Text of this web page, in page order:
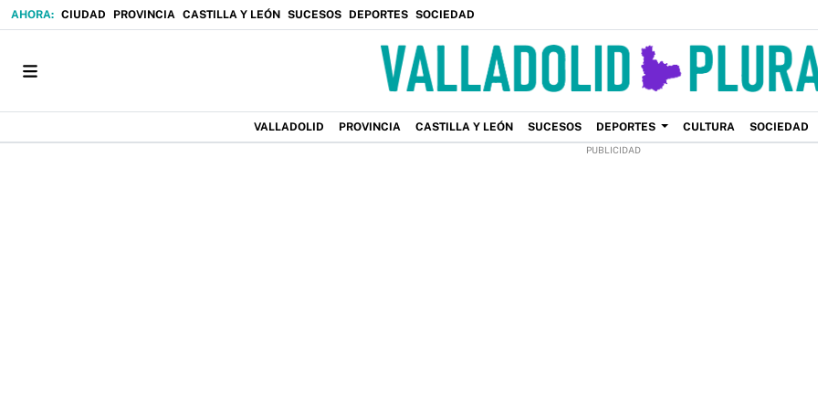
CIUDAD PROVINCIA CASTILLA Y LEÓN SUCESOS DEPORTES SOCIEDAD
VALLADOLID PROVINCIA CASTILLA Y LEÓN SUCESOS DEPORTES CULTURA SOCIEDAD